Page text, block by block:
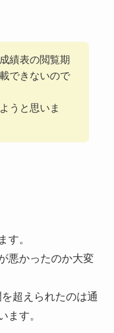
績表の閲覧期
できないので
うと思いま
す。
悪かったのか⼤変
超えられたのは通
ます。